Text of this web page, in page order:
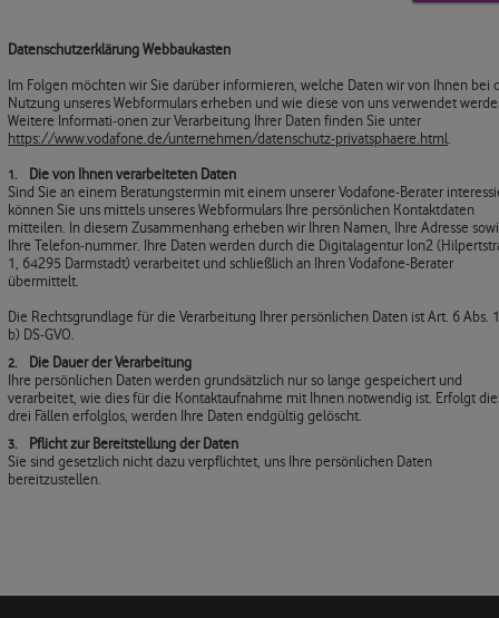
Datenschutzerklärung Webbaukasten
Im Folgen möchten wir Sie darüber informieren, welche Daten wir von Ihnen bei
Nutzung unseres Webformulars erheben und wie diese von uns verwendet
Weitere Informati-onen zur Verarbeitung Ihrer Daten finden Sie unter
https://www.vodafone.de/unternehmen/datenschutz-privatsphaere.html
Die von Ihnen verarbeiteten Daten
Sind Sie an einem Beratungstermin mit einem unserer Vodafone-Berater
können Sie uns mittels unseres Webformulars Ihre persönlichen Kontaktdaten
mitteilen. In diesem Zusammenhang erheben wir Ihren Namen, Ihre Adresse
Ihre Telefon-nummer. Ihre Daten werden durch die Digitalagentur Ion2
1, 64295 Darmstadt) verarbeitet und schließlich an Ihren Vodafone-Berater
übermittelt.
Die Rechtsgrundlage für die Verarbeitung Ihrer persönlichen Daten ist Art. 6 Abs.
b) DS-GVO.
Die Dauer der Verarbeitung
Ihre persönlichen Daten werden grundsätzlich nur so lange gespeichert und
verarbeitet, wie dies für die Kontaktaufnahme mit Ihnen notwendig ist. Erfolgt
drei Fällen erfolglos, werden Ihre Daten endgültig gelöscht.
Pflicht zur Bereitstellung der Daten
Sie sind gesetzlich nicht dazu verpflichtet, uns Ihre persönlichen Daten
bereitzustellen.